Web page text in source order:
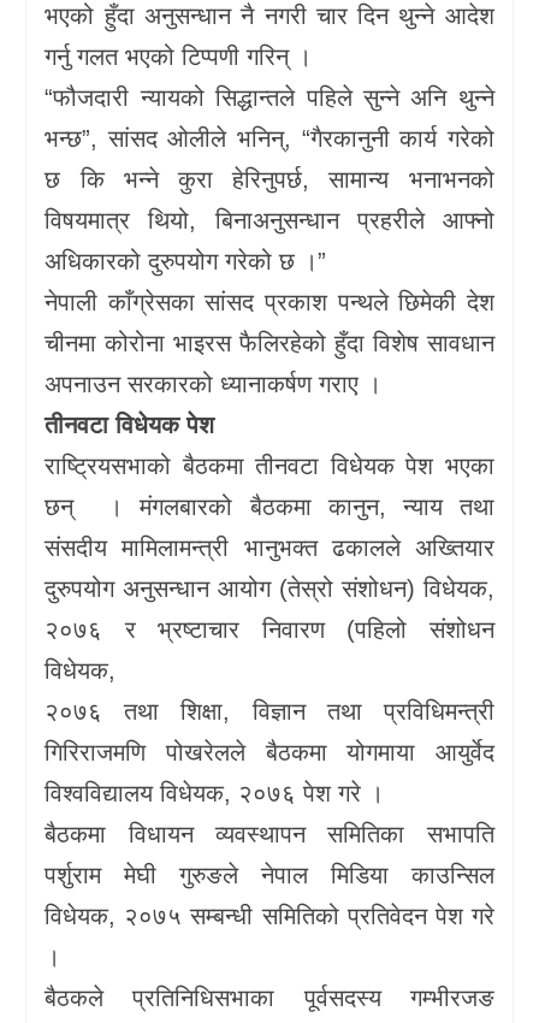
भएको हुँदा अनुसन्धान नै नगरी चार दिन थुन्ने आदेश
गर्नु गलत भएको टिप्पणी गरिन् ।
“फौजदारी न्यायको सिद्धान्तले पहिले सुन्ने अनि थुन्ने
भन्छ”, सांसद ओलीले भनिन्, “गैरकानुनी कार्य गरेको
छ कि भन्ने कुरा हेरिनुपर्छ, सामान्य भनाभनको
विषयमात्र थियो, बिनाअनुसन्धान प्रहरीले आफ्नो
अधिकारको दुरुपयोग गरेको छ ।”
नेपाली काँग्रेसका सांसद प्रकाश पन्थले छिमेकी देश
चीनमा कोरोना भाइरस फैलिरहेको हुँदा विशेष सावधान
अपनाउन सरकारको ध्यानाकर्षण गराए ।
तीनवटा विधेयक पेश
राष्ट्रियसभाको बैठकमा तीनवटा विधेयक पेश भएका
छन् । मंगलबारको बैठकमा कानुन, न्याय तथा
संसदीय मामिलामन्त्री भानुभक्त ढकालले अख्तियार
दुरुपयोग अनुसन्धान आयोग (तेस्रो संशोधन) विधेयक,
२०७६ र भ्रष्टाचार निवारण (पहिलो संशोधन
विधेयक,
२०७६ तथा शिक्षा, विज्ञान तथा प्रविधिमन्त्री
गिरिराजमणि पोखरेलले बैठकमा योगमाया आयुर्वेद
विश्वविद्यालय विधेयक, २०७६ पेश गरे ।
बैठकमा विधायन व्यवस्थापन समितिका सभापति
पर्शुराम मेघी गुरुङले नेपाल मिडिया काउन्सिल
विधेयक, २०७५ सम्बन्धी समितिको प्रतिवेदन पेश गरे
।
बैठकले प्रतिनिधिसभाका पूर्वसदस्य गम्भीरजङ